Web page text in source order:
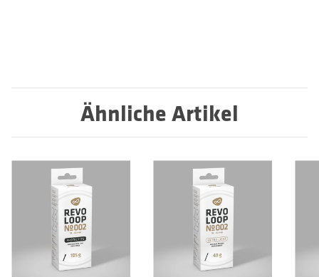
Ähnliche Artikel